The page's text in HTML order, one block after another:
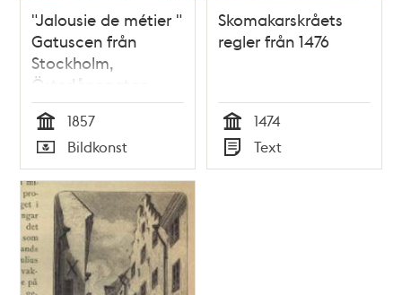
"Jalousie de métier "
Gatuscen från
Stockholm,
Österlånggatan
invid Stora
Hoparegränd.
Tid
1857
Typ
Bildkonst
Skomakarskråets
regler från 1476
Tid
1474
Typ
Text